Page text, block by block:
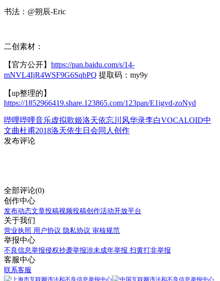
书法：@朔辰-Eric
二创素材：
【官方公开】 https://pan.baidu.com/s/14-
mNVL4IjR4WSF9G6SqbPQ 提取码：my9y
【up整理的】
https://1852966419.share.123865.com/123pan/E1igvd-zoNyd
哔哩哔哩音乐虚拟歌姬洛天依忘川风华录李白VOCALOID中
文曲杜甫2018洛天依生日会同人创作
发布评论
全部评论(0)
创作中心
发布动态文章投稿视频投稿创作活动开放平台
关于我们
营业执照 用户协议 隐私协议 审核规范
举报中心
不良信息举报侵权抄袭举报涉未成年举报 扫黄打非举报
客服中心
联系客服